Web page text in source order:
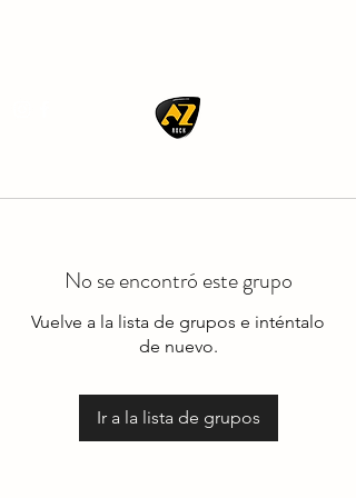
No se encontró este grupo
Vuelve a la lista de grupos e inténtalo
de nuevo.
Ir a la lista de grupos